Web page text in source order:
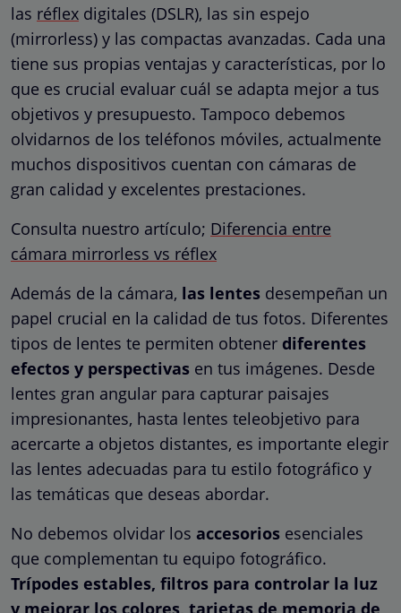
las réflex digitales (DSLR), las sin espejo
(mirrorless) y las compactas avanzadas. Cada una
tiene sus propias ventajas y características, por lo
que es crucial evaluar cuál se adapta mejor a tus
objetivos y presupuesto. Tampoco debemos
olvidarnos de los teléfonos móviles, actualmente
muchos dispositivos cuentan con cámaras de
gran calidad y excelentes prestaciones.
Consulta nuestro artículo; Diferencia entre
cámara mirrorless vs réflex
Además de la cámara, las lentes desempeñan un
papel crucial en la calidad de tus fotos. Diferentes
tipos de lentes te permiten obtener diferentes
efectos y perspectivas en tus imágenes. Desde
lentes gran angular para capturar paisajes
impresionantes, hasta lentes teleobjetivo para
acercarte a objetos distantes, es importante elegir
las lentes adecuadas para tu estilo fotográfico y
las temáticas que deseas abordar.
No debemos olvidar los accesorios esenciales
que complementan tu equipo fotográfico.
Trípodes estables, filtros para controlar la luz
y mejorar los colores, tarjetas de memoria de